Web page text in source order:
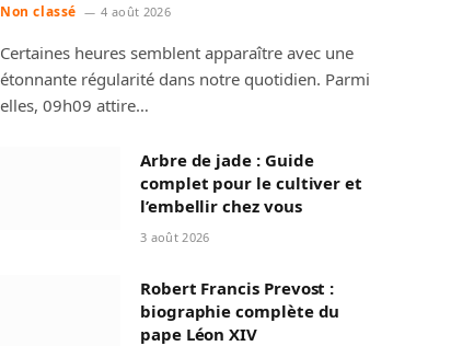
Non classé 4 août 2026
Certaines heures semblent apparaître avec une
étonnante régularité dans notre quotidien. Parmi
elles, 09h09 attire…
Arbre de jade : Guide
complet pour le cultiver et
l’embellir chez vous
3 août 2026
Robert Francis Prevost :
biographie complète du
pape Léon XIV